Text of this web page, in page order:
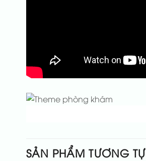
SẢN PHẨM TƯƠNG TỰ